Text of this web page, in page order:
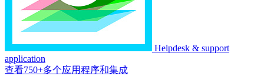
Helpdesk & support
application
查看750+多个应用程序和集成